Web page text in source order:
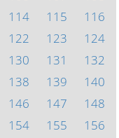
114 115
116
122 123
124
130 131
132
138 139
140
146 147
148
154 155
156